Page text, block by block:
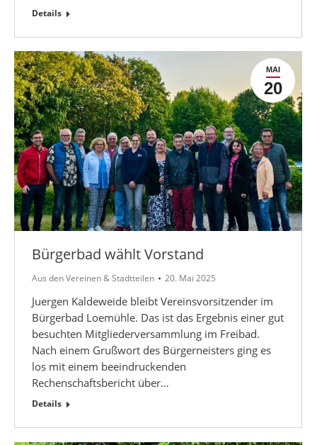
Details
MAI
20
Bürgerbad wählt Vorstand
Aus den Vereinen & Stadtteilen 20. Mai 2025
Juergen Kaldeweide bleibt Vereinsvorsitzender im
Bürgerbad Loemühle. Das ist das Ergebnis einer gut
besuchten Mitgliederversammlung im Freibad.
Nach einem Grußwort des Bürgerneisters ging es
los mit einem beeindruckenden
Rechenschaftsbericht über…
Details